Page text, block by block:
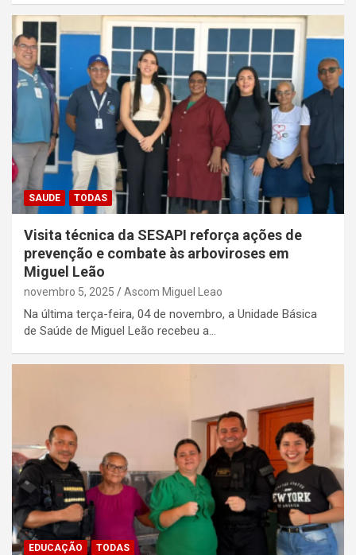
SAUDE TODAS
Visita técnica da SESAPI reforça ações de
prevenção e combate às arboviroses em
Miguel Leão
novembro 5, 2025 Ascom Miguel Leao
Na última terça-feira, 04 de novembro, a Unidade Básica
de Saúde de Miguel Leão recebeu a…
EDUCAÇÃO TODAS